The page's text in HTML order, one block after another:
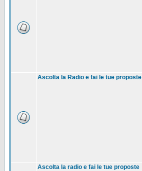
Ascolta la Radio e fai le tue proposte
Ascolta la radio e fai le tue proposte